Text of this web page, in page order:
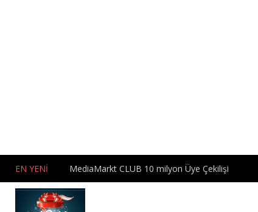
EN YENİ MediaMarkt CLUB 10 milyon Üye Çekilişi